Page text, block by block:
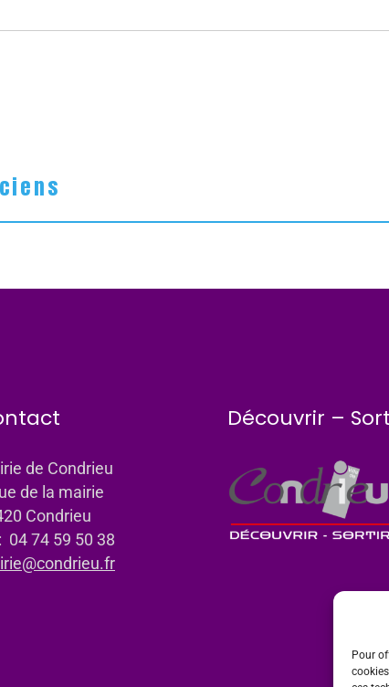
Pour
de Condrieu
de la mairie
Condrieu
04 74 59 50 38
Découvrir –